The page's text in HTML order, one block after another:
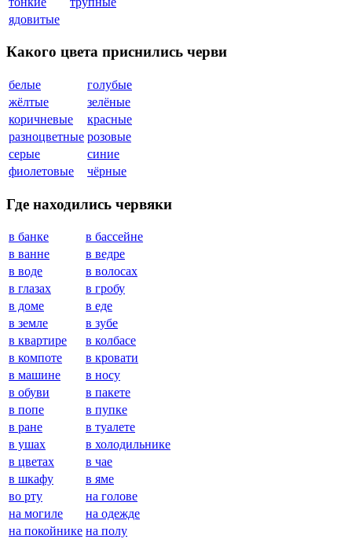
ядовитые
Какого цвета приснились черви
белые
голубые
жёлтые
зелёные
коричневые
красные
разноцветные розовые
серые
синие
фиолетовые
чёрные
Где находились червяки
в банке
в бассейне
в ванне
в ведре
в воде
в волосах
в глазах
в гробу
в доме
в еде
в земле
в зубе
в квартире
в колбасе
в компоте
в кровати
в машине
в носу
в обуви
в пакете
в попе
в пупке
в ране
в туалете
в ушах
в холодильнике
в цветах
в чае
в шкафу
в яме
во рту
на голове
на могиле
на одежде
на покойнике на полу